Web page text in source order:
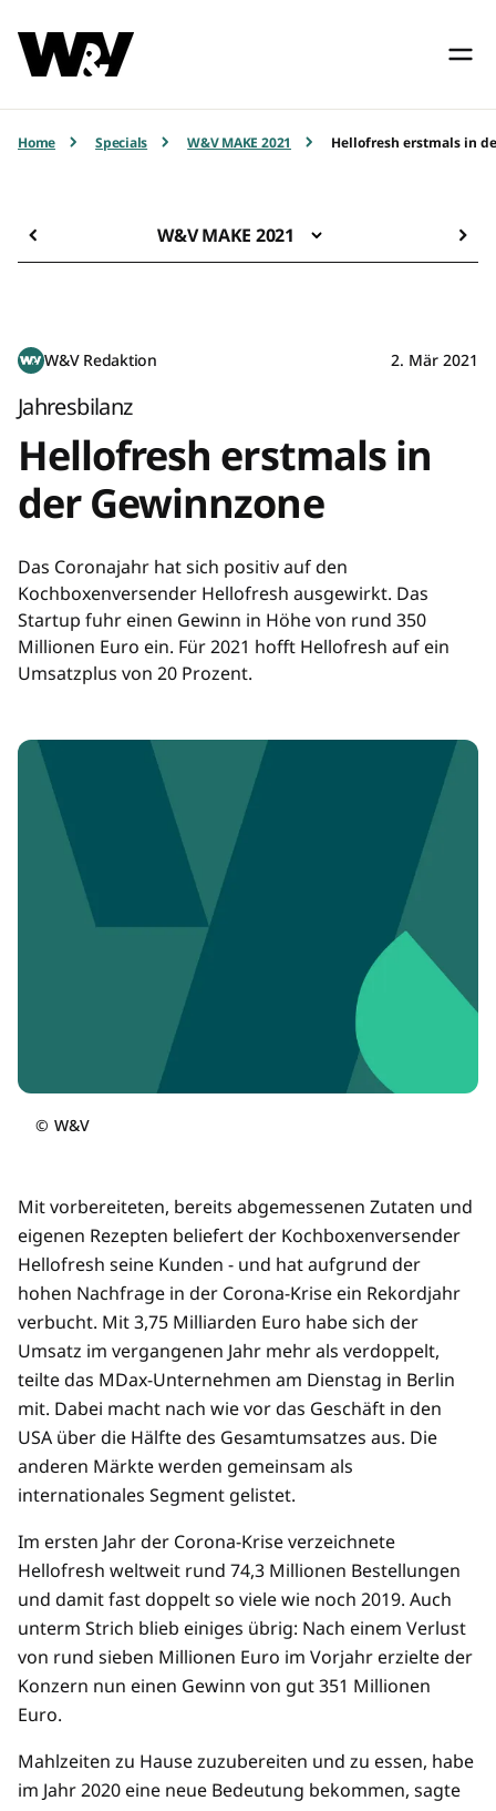
Home Specials W&V MAKE 2021 Hellofresh erstmals in
W&V MAKE 2021
W&V Redaktion 2. Mär 2021
Jahresbilanz
Hellofresh erstmals in
der Gewinnzone
Das Coronajahr hat sich positiv auf den
Kochboxenversender Hellofresh ausgewirkt. Das
Startup fuhr einen Gewinn in Höhe von rund 350
Millionen Euro ein. Für 2021 hofft Hellofresh auf ein
Umsatzplus von 20 Prozent.
© W&V
Mit vorbereiteten, bereits abgemessenen Zutaten und
eigenen Rezepten beliefert der Kochboxenversender
Hellofresh seine Kunden - und hat aufgrund der
hohen Nachfrage in der Corona-Krise ein Rekordjahr
verbucht. Mit 3,75 Milliarden Euro habe sich der
Umsatz im vergangenen Jahr mehr als verdoppelt,
teilte das MDax-Unternehmen am Dienstag in Berlin
mit. Dabei macht nach wie vor das Geschäft in den
USA über die Hälfte des Gesamtumsatzes aus. Die
anderen Märkte werden gemeinsam als
internationales Segment gelistet.
Im ersten Jahr der Corona-Krise verzeichnete
Hellofresh weltweit rund 74,3 Millionen Bestellungen
und damit fast doppelt so viele wie noch 2019. Auch
unterm Strich blieb einiges übrig: Nach einem Verlust
von rund sieben Millionen Euro im Vorjahr erzielte der
Konzern nun einen Gewinn von gut 351 Millionen
Euro.
Mahlzeiten zu Hause zuzubereiten und zu essen, habe
im Jahr 2020 eine neue Bedeutung bekommen, sagte